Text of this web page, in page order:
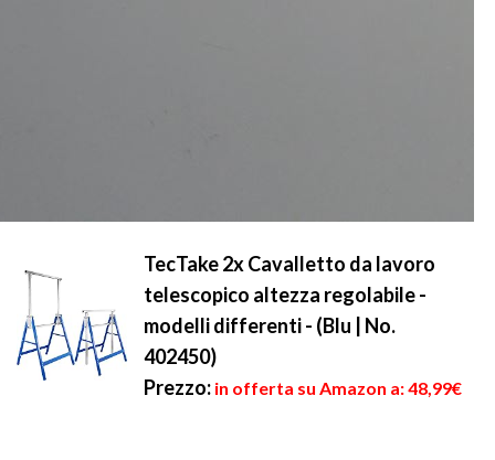
TecTake 2x Cavalletto da lavoro
telescopico altezza regolabile -
modelli differenti - (Blu | No.
402450)
Prezzo: in offerta su Amazon a: 48,99€